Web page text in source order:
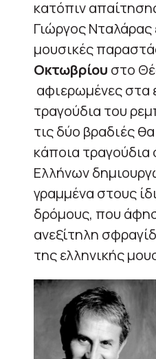
κατόπιν
Γιώργος Νταλάρας
μουσικές
Οκτωβρίου στο
αφιερωμένες στα
τραγούδια του
τις δύο βραδιές
κάποια
Ελλήνων
γραμμένα στους
δρόμους, που
ανεξίτηλη
της ελληνικής